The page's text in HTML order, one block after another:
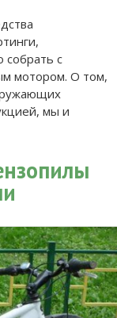
собрать с
мотором. О том,
мы и